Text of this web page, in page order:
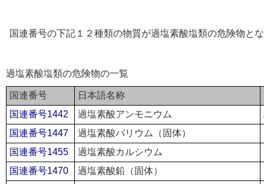
国連番号の下記１２種類の物質が過塩素酸塩類の危険物と
過塩素酸塩類の危険物の一覧
国連番号 日本語名称
国連番号1442
過塩素酸アンモニウム
国連番号1447
過塩素酸バリウム（固体）
国連番号1455
過塩素酸カルシウム
国連番号1470
過塩素酸鉛（固体）